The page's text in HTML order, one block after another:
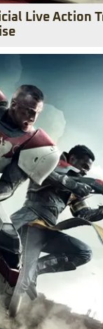
Live Action